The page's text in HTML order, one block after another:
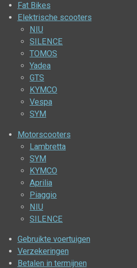
Fat Bikes
Elektrische scooters
NIU
SILENCE
TOMOS
Yadea
GTS
KYMCO
Vespa
SYM
Motorscooters
Lambretta
SYM
KYMCO
Aprilia
Piaggio
NIU
SILENCE
Gebruikte voertuigen
Verzekeringen
Betalen in termijnen